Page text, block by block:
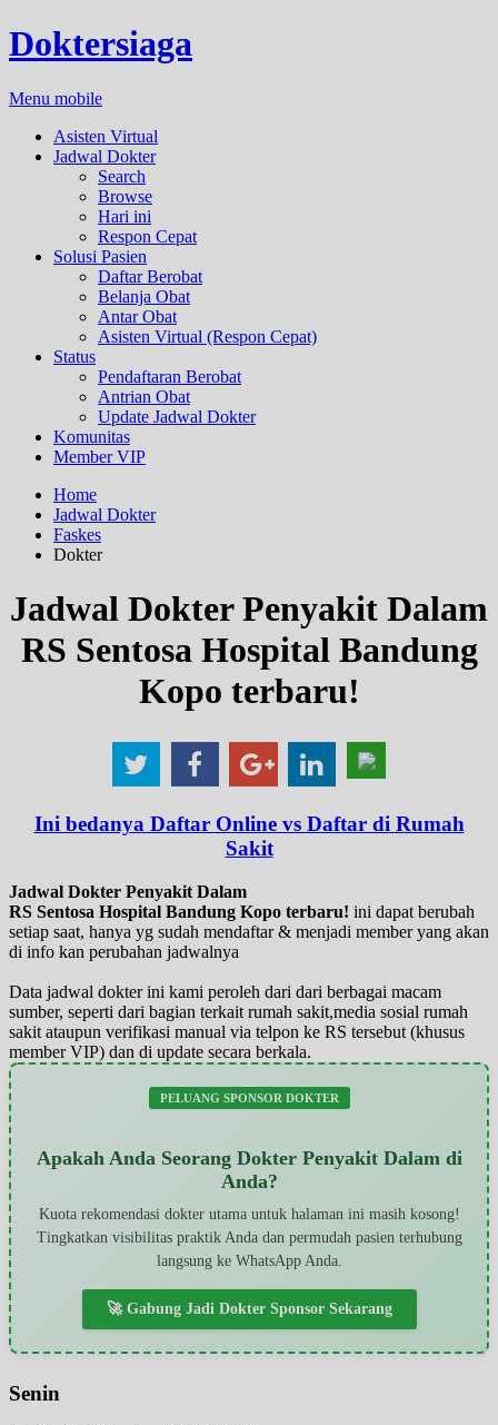
Doktersiaga
Menu mobile
Asisten Virtual
Jadwal Dokter
Search
Browse
Hari ini
Respon Cepat
Solusi Pasien
Daftar Berobat
Belanja Obat
Antar Obat
Asisten Virtual (Respon Cepat)
Status
Pendaftaran Berobat
Antrian Obat
Update Jadwal Dokter
Komunitas
Member VIP
Home
Jadwal Dokter
Faskes
Dokter
Jadwal Dokter Penyakit Dalam
RS Sentosa Hospital Bandung
Kopo terbaru!
Ini bedanya Daftar Online vs Daftar di Rumah
Sakit
Jadwal Dokter Penyakit Dalam
RS Sentosa Hospital Bandung Kopo terbaru! ini dapat berubah
setiap saat, hanya yg sudah mendaftar & menjadi member yang akan
di info kan perubahan jadwalnya
Data jadwal dokter ini kami peroleh dari dari berbagai macam
sumber, seperti dari bagian terkait rumah sakit,media sosial rumah
sakit ataupun verifikasi manual via telpon ke RS tersebut (khusus
member VIP) dan di update secara berkala.
PELUANG SPONSOR DOKTER
Apakah Anda Seorang Dokter Penyakit Dalam di
Anda?
Kuota rekomendasi dokter utama untuk halaman ini masih kosong!
Tingkatkan visibilitas praktik Anda dan permudah pasien terhubung
langsung ke WhatsApp Anda.
🚀 Gabung Jadi Dokter Sponsor Sekarang
Senin